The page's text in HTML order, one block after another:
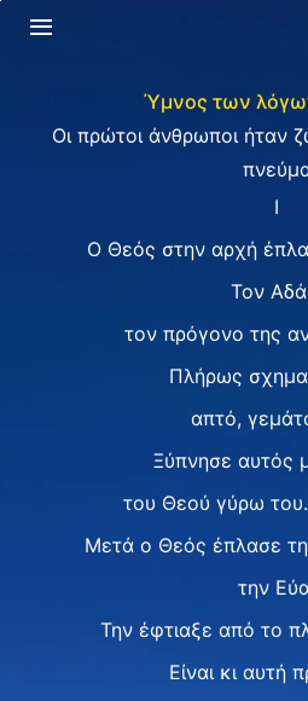
Ύμνος των
Οι πρώτοι άνθρωποι ήταν
Ⅰ
O Θεός στην αρχή
Τον
τον πρόγονο της
Πλήρως
απτό,
Ξύπνησε αυτός
του Θεού γύρω
Μετά ο Θεός έπλασε
την
Την έφτιαξε από το
Είναι κι αυτή